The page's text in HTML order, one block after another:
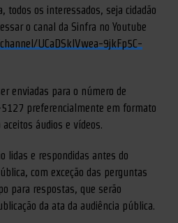
todos os interessados, seja cidadão
o canal da Sinfra no Youtube
UCaDSklVwea-9jkFp5C-
enviadas para o número de
preferencialmente em formato
áudios e vídeos.
lidas e respondidas antes do
com exceção das perguntas
para respostas, que serão
da ata da audiência pública.